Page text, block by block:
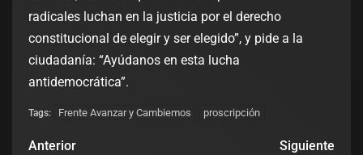
radicales luchan en la justicia por el derecho
constitucional de elegir y ser elegido”, y pide a la
ciudadanía: “Ayúdanos en esta lucha
antidemocrática”.
Tags: Frente Avanzar y Cambiemos proscripción
Anterior
Siguiente